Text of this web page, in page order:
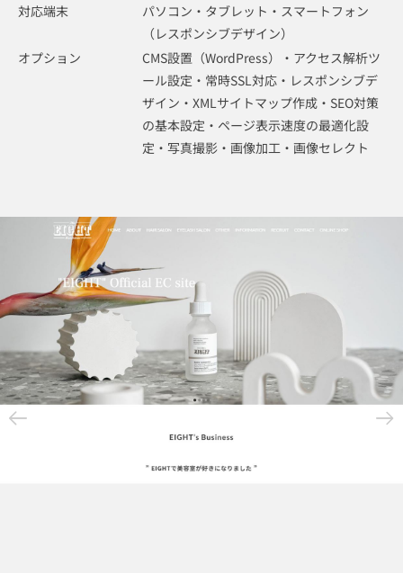
対応端末
パソコン・タブレット・スマートフォン
（レスポンシブデザイン）
オプション
CMS設置（WordPress）・アクセス解析ツ
ール設定・常時SSL対応・レスポンシブデ
ザイン・XMLサイトマップ作成・SEO対策
の基本設定・ページ表示速度の最適化設
定・写真撮影・画像加工・画像セレクト